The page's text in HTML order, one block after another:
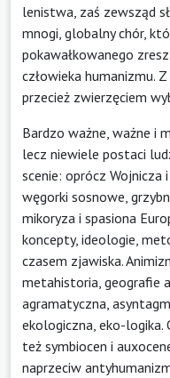
lenistwa, zaś zewsząd
mnogi, globalny chór,
pokawałkowanego
człowieka humanizmu.
przecież zwierzęciem
Bardzo ważne, ważne i
lecz niewiele postaci
scenie: oprócz Wojnicza
węgorki sosnowe,
mikoryza i spasiona
koncepty, ideologie,
czasem zjawiska.
metahistoria, geografie
agramatyczna,
ekologiczna, eko-logika.
też symbiocen i
naprzeciw